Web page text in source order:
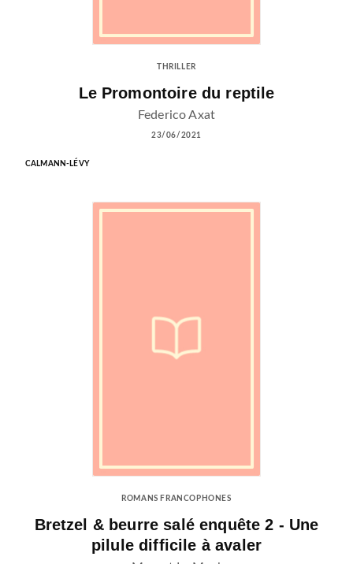
THRILLER
Le Promontoire du reptile
Federico Axat
23/06/2021
CALMANN-LÉVY
ROMANS FRANCOPHONES
Bretzel & beurre salé enquête 2 - Une
pilule difficile à avaler